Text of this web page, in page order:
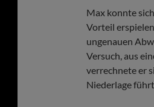
Max konnte
Vorteil
ungenauen
Versuch, aus
verrechnete er
Niederlage